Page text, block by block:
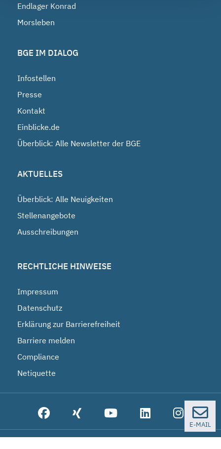
Endlager Konrad
Morsleben
BGE IM DIALOG
Infostellen
Presse
Kontakt
Einblicke.de
Überblick: Alle Newsletter der BGE
AKTUELLES
Überblick: Alle Neuigkeiten
Stellenangebote
Ausschreibungen
RECHTLICHE HINWEISE
Impressum
Datenschutz
Erklärung zur Barrierefreiheit
Barriere melden
Compliance
Netiquette
E-MAIL